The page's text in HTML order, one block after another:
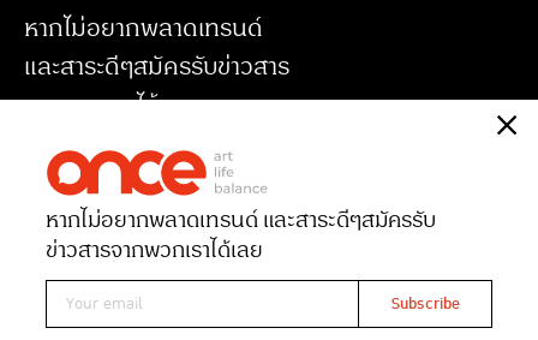
หากไม่อยากพลาดเทรนด์
และสาระดีๆสมัครรับข่าวสาร
จากพวกเราได้เลย
หากไม่อยากพลาดเทรนด์ และสาระดีๆสมัครรับ
ข่าวสารจากพวกเราได้เลย